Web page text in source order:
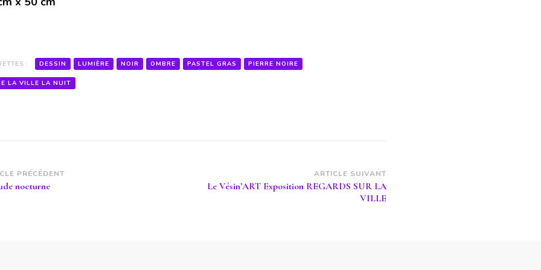
: DESSIN LUMIÈRE NOIR OMBRE PASTEL GRAS PIERRE NOIRE
LA VILLE LA NUIT
PRÉCÉDENT
nocturne
ARTICLE SUIVANT
Le Vésin’ART Exposition REGARDS SUR LA
VILLE